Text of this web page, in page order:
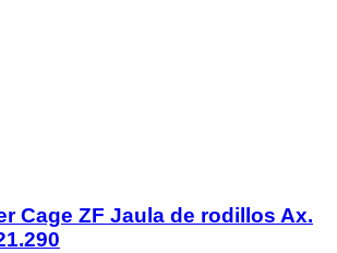
Cage ZF Jaula de rodillos Ax.